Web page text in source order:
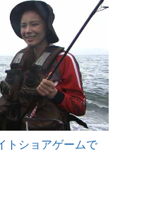
トショアゲームで